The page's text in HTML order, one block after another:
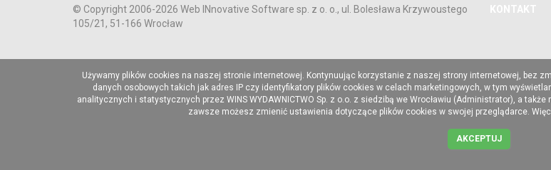
© Copyright 2006-2026 Web INnovative Software sp. z o. o., ul. Bolesława Krzywoustego
105/21, 51-166 Wrocław
KONTAKT
Używamy plików cookies na naszej stronie internetowej. Kontynuując korzystanie z naszej strony internetowej, bez
danych osobowych takich jak adres IP czy identyfikatory plików cookies w celach marketingowych, w tym
analitycznych i statystycznych przez WINS WYDAWNICTWO Sp. z o.o. z siedzibą we Wrocławiu (Administrator), a
zawsze możesz zmienić ustawienia dotyczące plików cookies w swojej przeglądarce.
AKCEPTUJ